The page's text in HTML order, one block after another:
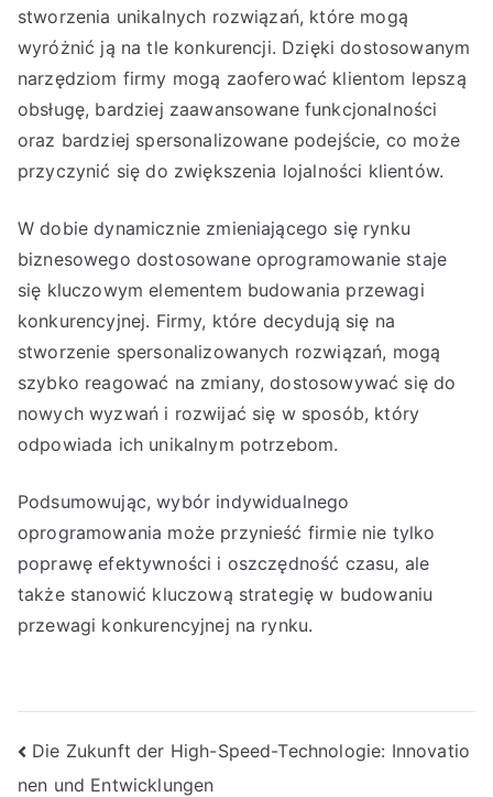
stworzenia unikalnych rozwiązań, które mogą
wyróżnić ją na tle konkurencji. Dzięki dostosowanym
narzędziom firmy mogą zaoferować klientom lepszą
obsługę, bardziej zaawansowane funkcjonalności
oraz bardziej spersonalizowane podejście, co może
przyczynić się do zwiększenia lojalności klientów.
W dobie dynamicznie zmieniającego się rynku
biznesowego dostosowane oprogramowanie staje
się kluczowym elementem budowania przewagi
konkurencyjnej. Firmy, które decydują się na
stworzenie spersonalizowanych rozwiązań, mogą
szybko reagować na zmiany, dostosowywać się do
nowych wyzwań i rozwijać się w sposób, który
odpowiada ich unikalnym potrzebom.
Podsumowując, wybór indywidualnego
oprogramowania może przynieść firmie nie tylko
poprawę efektywności i oszczędność czasu, ale
także stanowić kluczową strategię w budowaniu
przewagi konkurencyjnej na rynku.
Beitragsnavigation
Die Zukunft der High-Speed-Technologie: Innovatio
nen und Entwicklungen